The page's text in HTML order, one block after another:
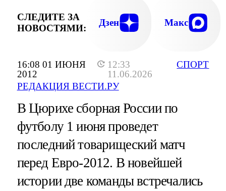
16:08 01 ИЮНЯ
2012
12:33
11.06.2026
РЕДАКЦИЯ ВЕСТИ.РУ
СПОРТ
СЛЕДИТЕ ЗА
НОВОСТЯМИ:
Дзен Макс
В Цюрихе сборная России по
футболу 1 июня проведет
последний товарищеский матч
перед Евро-2012. В новейшей
истории две команды встречались